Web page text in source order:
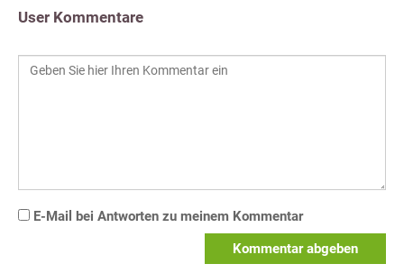
User Kommentare
E-Mail bei Antworten zu meinem Kommentar
Kommentar abgeben